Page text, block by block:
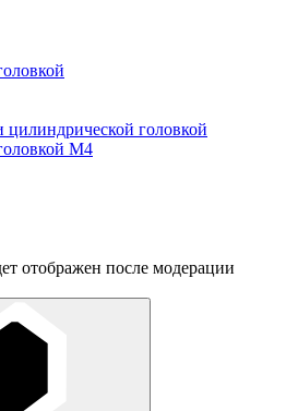
головкой
М4
отображен после модерации